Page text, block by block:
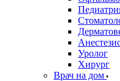
Уролог
Хирург
Врач на дом